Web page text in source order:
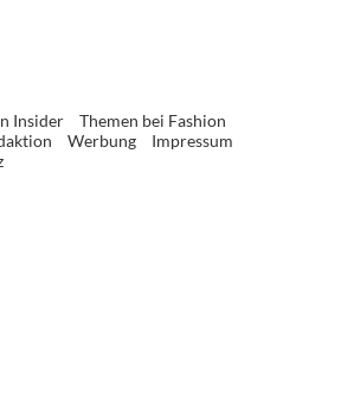
Insider
Themen bei Fashion
Werbung
Impressum